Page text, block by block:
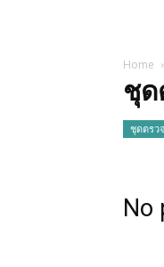
Home
ชุด
ชุดตรว
No